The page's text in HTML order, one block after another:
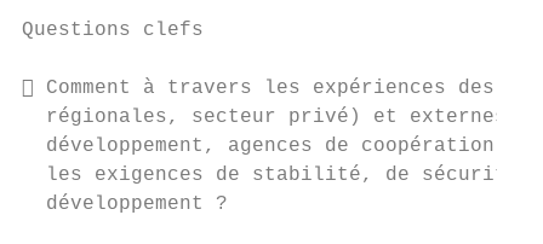
Questions clefs
 Comment à travers les expériences
régionales, secteur privé) et externes
développement, agences de coopération)
les exigences de stabilité, de
  développement ?